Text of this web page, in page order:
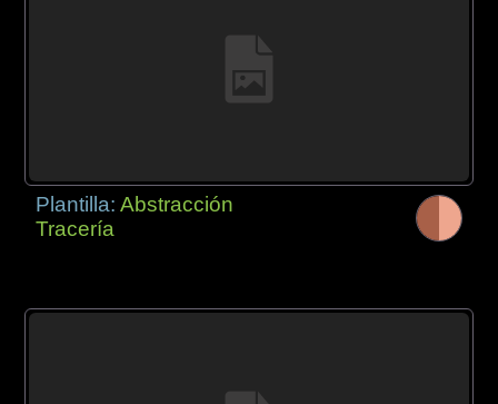
Plantilla:Abstracción
Tracería